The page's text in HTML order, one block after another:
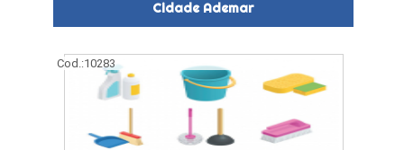
Cidade Ademar
Cod.:10283